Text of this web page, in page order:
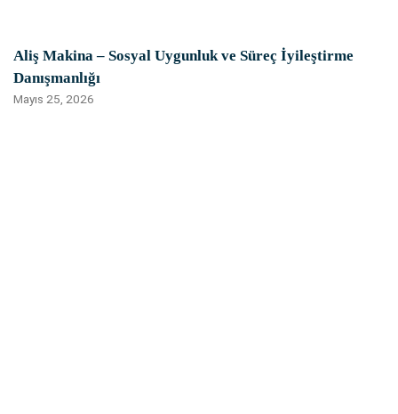
Aliş Makina – Sosyal Uygunluk ve Süreç İyileştirme
Danışmanlığı
Mayıs 25, 2026